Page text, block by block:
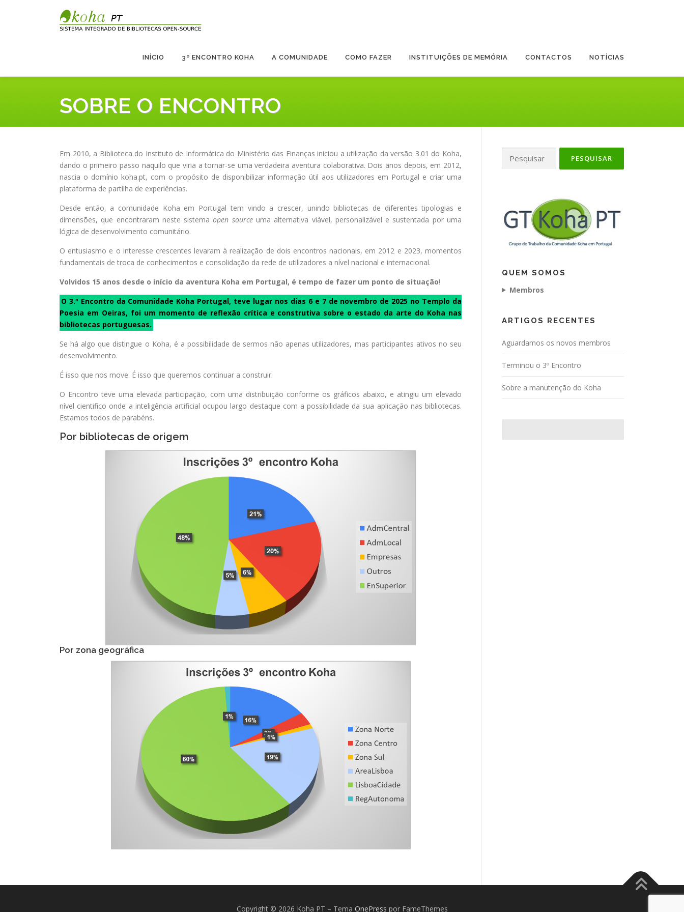
INÍCIO 3º ENCONTRO KOHA A COMUNIDADE COMO FAZER INSTITUIÇÕES DE MEMÓRIA CONTACTOS NOTÍCIAS
SOBRE O ENCONTRO
Em 2010, a Biblioteca do Instituto de Informática do Ministério das Finanças iniciou a utilização da versão 3.01 do Koha,
dando o primeiro passo naquilo que viria a tornar-se uma verdadeira aventura colaborativa. Dois anos depois, em 2012,
nascia o domínio koha.pt, com o propósito de disponibilizar informação útil aos utilizadores em Portugal e criar uma
plataforma de partilha de experiências.
Desde então, a comunidade Koha em Portugal tem vindo a crescer, unindo bibliotecas de diferentes tipologias e
dimensões, que encontraram neste sistemaopen sourceuma alternativa viável, personalizável e sustentada por uma
lógica de desenvolvimento comunitário.
O entusiasmo e o interesse crescentes levaram à realização de dois encontros nacionais, em 2012 e 2023, momentos
fundamentais de troca de conhecimentos e consolidação da rede de utilizadores a nível nacional e internacional.
Volvidos 15 anos desde o início da aventura Koha em Portugal, é tempo de fazer um ponto de situação!
O 3.º Encontro da Comunidade Koha Portugal, teve lugar nos dias 6 e 7 de novembro de 2025 no Templo da
Poesia em Oeiras, foi um momento de reflexão crítica e construtiva sobre o estado da arte do Koha nas
bibliotecas portuguesas.
Se há algo que distingue o Koha, é a possibilidade de sermos não apenas utilizadores, mas participantes ativos no seu
desenvolvimento.
É isso que nos move. É isso que queremos continuar a construir.
O Encontro teve uma elevada participação, com uma distribuição conforme os gráficos abaixo, e atingiu um elevado
nível cientifico onde a inteligência artificial ocupou largo destaque com a possibilidade da sua aplicação nas bibliotecas.
Estamos todos de parabéns.
Por bibliotecas de origem
Por zona geográfica
por:
QUEM SOMOS
Membros
ARTIGOS RECENTES
Aguardamos os novos membros
Terminou o 3º Encontro
Sobre a manutenção do Koha
Copyright © 2026 Koha PT – Tema OnePress por FameThemes